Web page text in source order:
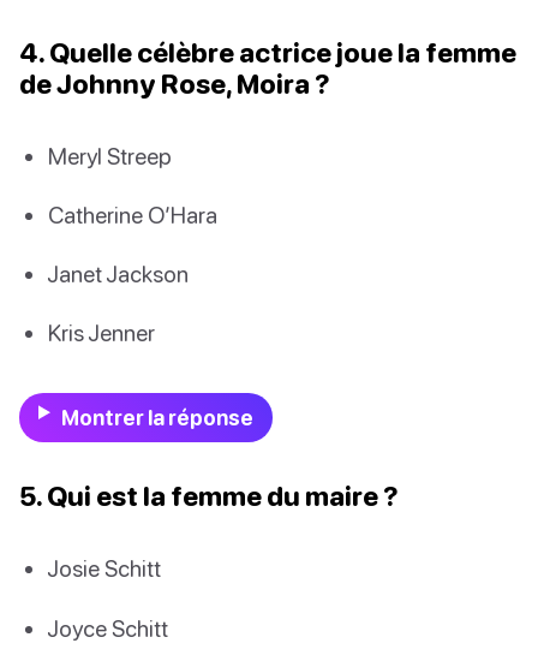
4. Quelle célèbre actrice joue la femme
de Johnny Rose, Moira ?
Meryl Streep
Catherine O’Hara
Janet Jackson
Kris Jenner
Montrer la réponse
5. Qui est la femme du maire ?
Josie Schitt
Joyce Schitt